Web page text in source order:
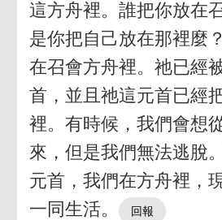
這方舟裡。誰把你放在
是你把自己放在那裡麼
在召會方舟裡。祂已經
首，並且祂這元首已經
裡。有時候，我們會想
來，但是我們無法逃脫
元首，我們在方舟裡，
一同生活。